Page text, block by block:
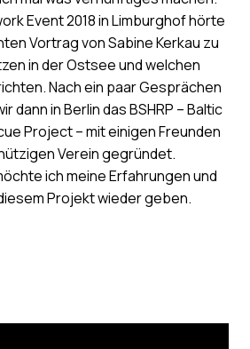
Event 2018 in Limburghof hörte
Vortrag von Sabine Kerkau zu
in der Ostsee und welchen
Nach ein paar Gesprächen
dann in Berlin das BSHRP – Baltic
Project – mit einigen Freunden
Verein gegründet.
ich meine Erfahrungen und
Projekt wieder geben.